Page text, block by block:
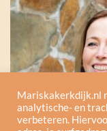
Mariskakerkdijk.nl
analytische- en
verbeteren.